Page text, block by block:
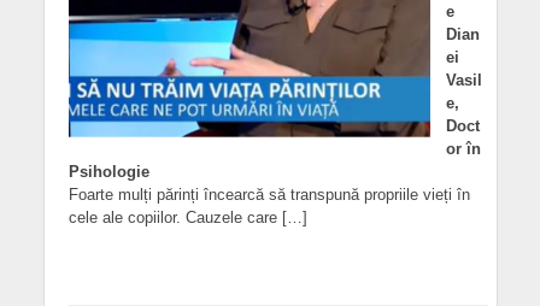
e
Dian
ei
Vasil
e,
Doct
or în
Psihologie
Foarte mulți părinți încearcă să transpună propriile vieți în
cele ale copiilor. Cauzele care […]